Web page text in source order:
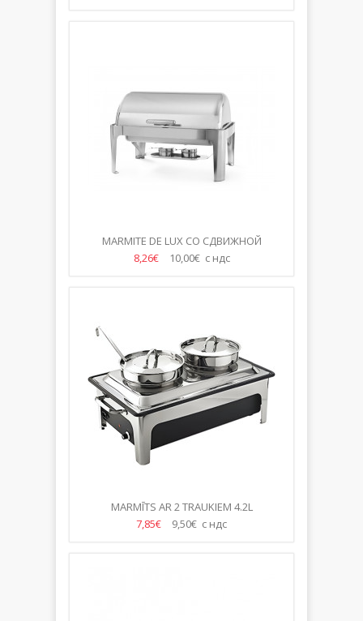
MARMITE DE LUX СО СДВИЖНОЙ
КРЫШКОЙ
8,26€ 10,00€ с ндс
MARMĪTS AR 2 TRAUKIEM 4.2L
7,85€
9,50€ с ндс